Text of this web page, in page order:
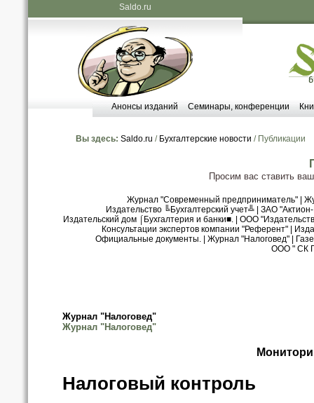
Saldo.ru
Анонсы изданий Семинары, конференции
Вы здесь: Saldo.ru / Бухгалтерские новости / Публикации
Просим вас ставить
Журнал "Современный предприниматель"|
Издательство ╚Бухгалтерский учет╩| ЗАО
Издательский дом ⌠Бухгалтерия и банки■.| ООО
Консультации экспертов компании "Референт"
Официальные документы.
Журнал "Налоговед"
ООО " СК
Журнал "Налоговед"
Журнал "Налоговед"
Налоговый контроль